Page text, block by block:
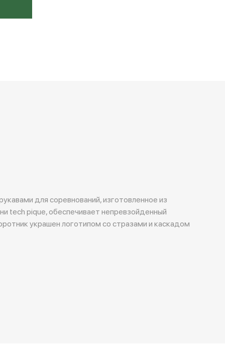
для соревнований, изготовленное из
tech pique, обеспечивает непревзойденный
украшен логотипом со стразами и каскадом